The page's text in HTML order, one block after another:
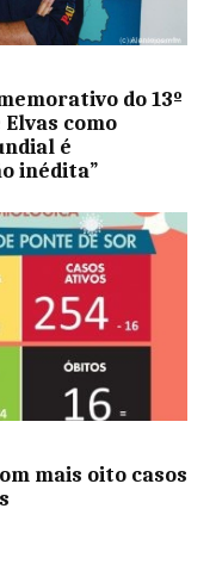
do 13º
como
é
inédita”
mais oito casos